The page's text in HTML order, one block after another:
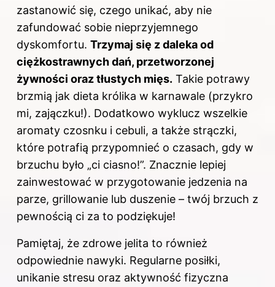
zastanowić się, czego unikać, aby nie
zafundować sobie nieprzyjemnego
dyskomfortu. Trzymaj się z daleka od
ciężkostrawnych dań, przetworzonej
żywności oraz tłustych mięs. Takie potrawy
brzmią jak dieta królika w karnawale (przykro
mi, zajączku!). Dodatkowo wyklucz wszelkie
aromaty czosnku i cebuli, a także strączki,
które potrafią przypomnieć o czasach, gdy w
brzuchu było „ci ciasno!”. Znacznie lepiej
zainwestować w przygotowanie jedzenia na
parze, grillowanie lub duszenie – twój brzuch z
pewnością ci za to podziękuje!
Pamiętaj, że zdrowe jelita to również
odpowiednie nawyki. Regularne posiłki,
unikanie stresu oraz aktywność fizyczna